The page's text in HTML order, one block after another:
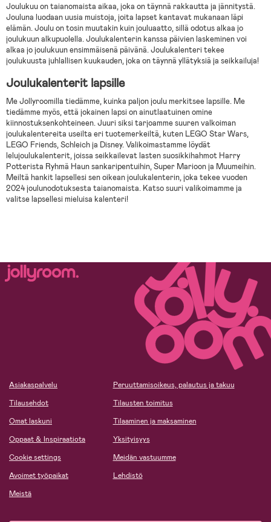
Joulukuu on taianomaista aikaa, joka on täynnä rakkautta ja jännitystä.
Jouluna luodaan uusia muistoja, joita lapset kantavat mukanaan läpi
elämän. Joulu on tosin muutakin kuin jouluaatto, sillä odotus alkaa jo
joulukuun alkupuolella. Joulukalenterin kanssa päivien laskeminen voi
alkaa jo joulukuun ensimmäisenä päivänä. Joulukalenteri tekee
joulukuusta juhlallisen kuukauden, joka on täynnä yllätyksiä ja seikkailuja!
Joulukalenterit lapsille
Me Jollyroomilla tiedämme, kuinka paljon joulu merkitsee lapsille. Me
tiedämme myös, että jokainen lapsi on ainutlaatuinen omine
kiinnostuksenkohteineen. Juuri siksi tarjoamme suuren valkoiman
joulukalentereita useilta eri tuotemerkeiltä, kuten LEGO Star Wars,
LEGO Friends, Schleich ja Disney. Valikoimastamme löydät
lelujoulukalenterit, joissa seikkailevat lasten suosikkihahmot Harry
Potterista Ryhmä Haun sankaripentuihin, Super Marioon ja Muumeihin.
Meiltä hankit lapsellesi sen oikean joulukalenterin, joka tekee vuoden
2024 joulunodotuksesta taianomaista. Katso suuri valikoimamme ja
valitse lapsellesi mieluisa kalenteri!
Asiakaspalvelu
Tilausehdot
Omat laskuni
Oppaat & Inspiraatiota
Cookie settings
Avoimet työpaikat
Meistä
Peruuttamisoikeus, palautus ja takuu
Tilausten toimitus
Tilaaminen ja maksaminen
Yksityisyys
Meidän vastuumme
Lehdistö